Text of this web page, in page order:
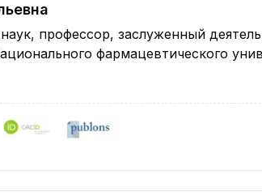
профессор, заслуженный
фармацевтического